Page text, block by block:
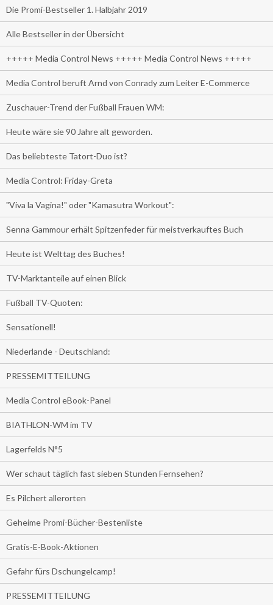
Die Promi-Bestseller 1. Halbjahr 2019
Alle Bestseller in der Übersicht
+++++ Media Control News +++++ Media Control News +++++
Media Control beruft Arnd von Conrady zum Leiter E-Commerce
Zuschauer-Trend der Fußball Frauen WM:
Heute wäre sie 90 Jahre alt geworden.
Das beliebteste Tatort-Duo ist?
Media Control: Friday-Greta
"Viva la Vagina!" oder "Kamasutra Workout":
Senna Gammour erhält Spitzenfeder für meistverkauftes Buch
Heute ist Welttag des Buches!
TV-Marktanteile auf einen Blick
Fußball TV-Quoten:
Sensationell!
Niederlande - Deutschland:
PRESSEMITTEILUNG
Media Control eBook-Panel
BIATHLON-WM im TV
Lagerfelds N°5
Wer schaut täglich fast sieben Stunden Fernsehen?
Es Pilchert allerorten
Geheime Promi-Bücher-Bestenliste
Gratis-E-Book-Aktionen
Gefahr fürs Dschungelcamp!
PRESSEMITTEILUNG